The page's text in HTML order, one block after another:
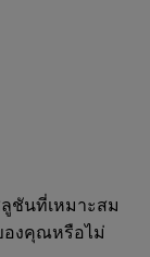
ชันที่เหมาะสม
องคุณหรือไม่